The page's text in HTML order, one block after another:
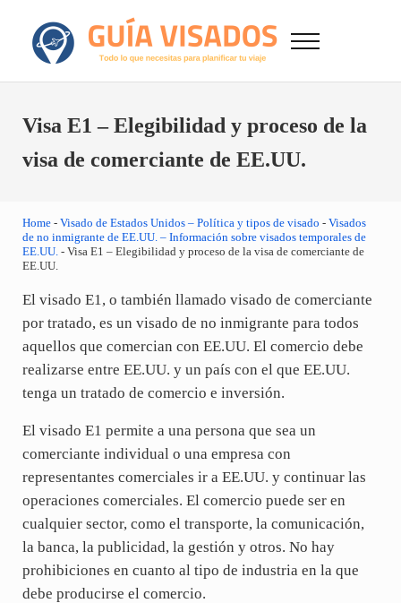
GuiaVisado.com - Guía de visados de viaje en
Otro sitio realizado con WordPress
Menu
Visa E1 – Elegibilidad y proceso de la
visa de comerciante de EE.UU.
Home- Visado de Estados Unidos – Política y tipos de visado - Visados
de no inmigrante de EE.UU. – Información sobre visados temporales de
EE.UU.- Visa E1 – Elegibilidad y proceso de la visa de comerciante de
EE.UU.
El visado E1, o también llamado visado de comerciante
por tratado, es un visado de no inmigrante para todos
aquellos que comercian con EE.UU. El comercio debe
realizarse entre EE.UU. y un país con el que EE.UU.
tenga un tratado de comercio e inversión.
El visado E1 permite a una persona que sea un
comerciante individual o una empresa con
representantes comerciales ir a EE.UU. y continuar las
operaciones comerciales. El comercio puede ser en
cualquier sector, como el transporte, la comunicación,
la banca, la publicidad, la gestión y otros. No hay
prohibiciones en cuanto al tipo de industria en la que
debe producirse el comercio.